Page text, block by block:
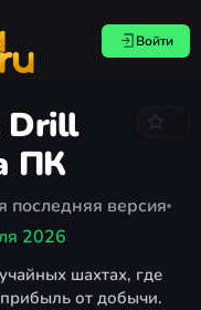
Войти
Drill
ПК
последняя версия
2026
шахтах, где
от добычи.